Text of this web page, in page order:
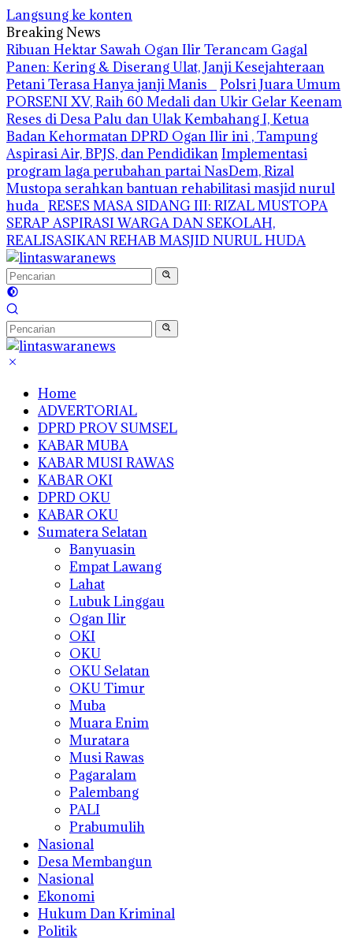
Langsung ke konten
Breaking News
Ribuan Hektar Sawah Ogan Ilir Terancam Gagal
Panen: Kering & Diserang Ulat, Janji Kesejahteraan
Petani Terasa Hanya janji Manis
Polsri Juara Umum
PORSENI XV, Raih 60 Medali dan Ukir Gelar Keenam
Reses di Desa Palu dan Ulak Kembahang I, Ketua
Badan Kehormatan DPRD Ogan Ilir ini , Tampung
Aspirasi Air, BPJS, dan PendidikanImplementasi
program laga perubahan partai NasDem, Rizal
Mustopa serahkan bantuan rehabilitasi masjid nurul
huda RESES MASA SIDANG III: RIZAL MUSTOPA
SERAP ASPIRASI WARGA DAN SEKOLAH,
REALISASIKAN REHAB MASJID NURUL HUDA
Home
ADVERTORIAL
DPRD PROV SUMSEL
KABAR MUBA
KABAR MUSI RAWAS
KABAR OKI
DPRD OKU
KABAR OKU
Sumatera Selatan
Banyuasin
Empat Lawang
Lahat
Lubuk Linggau
Ogan Ilir
OKI
OKU
OKU Selatan
OKU Timur
Muba
Muara Enim
Muratara
Musi Rawas
Pagaralam
Palembang
PALI
Prabumulih
Nasional
Desa Membangun
Nasional
Ekonomi
Hukum Dan Kriminal
Politik